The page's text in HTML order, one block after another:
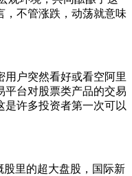
，不管涨跌，动荡就意味
用户突然看好或看空阿里
平台对股票类产品的交易
是许多投资者第一次可以
里的超大盘股，国际新